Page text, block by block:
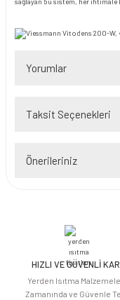
Yorumlar
Taksit Seçenekleri
Önerileriniz
iletebilirsiniz.
Görüş ve önerileriniz için
Ürün açıklamasında
HIZLI VE GÜVENLİ
Yerden Isıtma
Zamanında ve Güvenle